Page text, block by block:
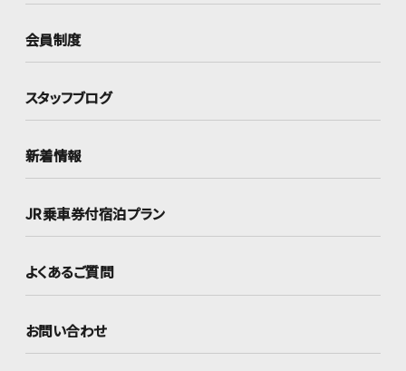
会員制度
スタッフブログ
新着情報
JR乗車券付宿泊プラン
よくあるご質問
お問い合わせ